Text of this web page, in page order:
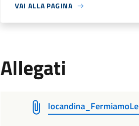
VAI ALLA PAGINA
Allegati